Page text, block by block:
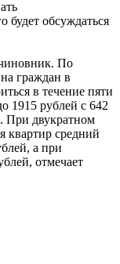
будет обсуждаться
По
граждан в
в течение пяти
1915 рублей с 642
При двукратном
квартир средний
а при
отмечает